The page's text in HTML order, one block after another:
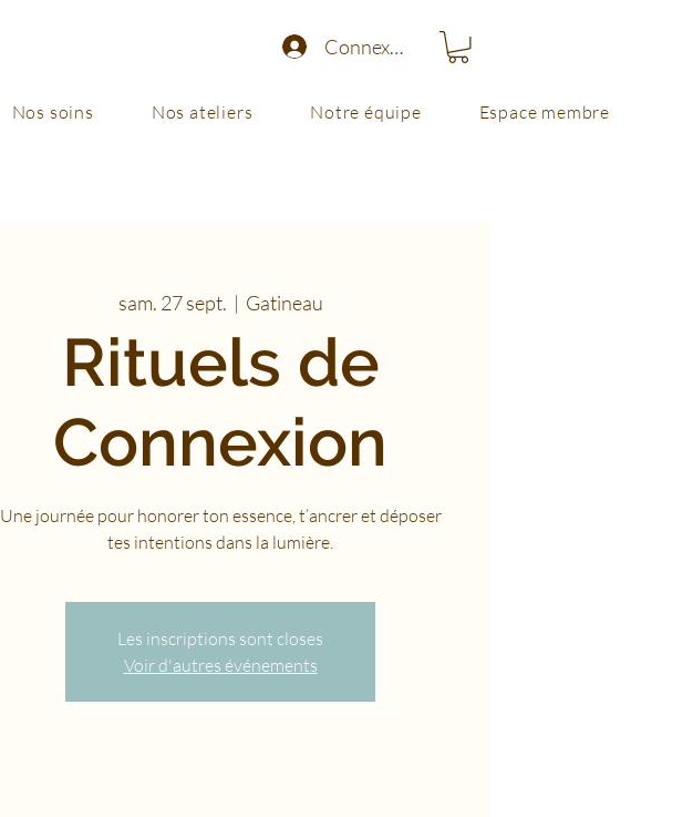
Nos soins Nos ateliers Notre équipe Espace membre
Connexion
sam. 27 sept.
  |
Gatineau
Rituels de
Connexion
Une journée pour honorer ton essence, t’ancrer et déposer
tes intentions dans la lumière.
Les inscriptions sont closes
Voir d'autres événements